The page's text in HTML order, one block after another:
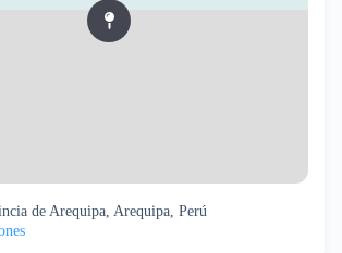
de Arequipa, Arequipa, Perú